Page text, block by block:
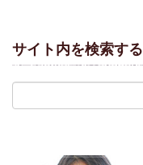
サイト内を検索する